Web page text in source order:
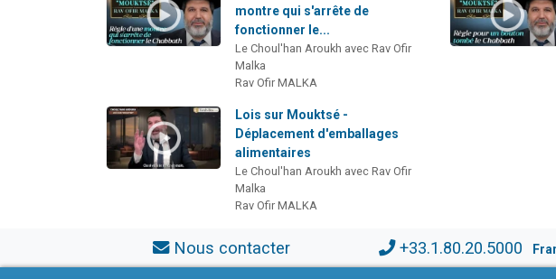
montre qui s'arrête de
fonctionner le...
Le Choul'han Aroukh avec Rav Ofir
Malka
Rav Ofir MALKA
Lois sur Mouktsé -
Déplacement d'emballages
alimentaires
Le Choul'han Aroukh avec Rav Ofir
Malka
Rav Ofir MALKA
Nous contacter +33.1.80.20.5000